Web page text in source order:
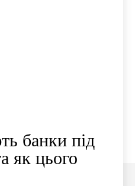
банки під
як цього